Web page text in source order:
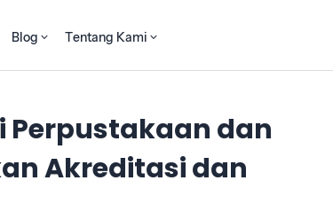
Blog Tentang Kami
Perpustakaan dan
Akreditasi dan